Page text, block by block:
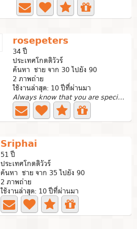
rosepeters
34 ปี
ประเทศโกตดิวัวร์
ค้นหา ชาย จาก 30 ไปยัง 90
2 ภาพถ่าย
ใช้งานล่าสุด: 10 ปีที่ผ่านมา
Always know that you are special your tomorrow will be...
Sriphai
51 ปี
ประเทศโกตดิวัวร์
ค้นหา ชาย จาก 35 ไปยัง 90
2 ภาพถ่าย
ใช้งานล่าสุด: 10 ปีที่ผ่านมา